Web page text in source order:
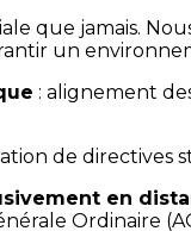
que jamais.
un
: alignement
de directives
en
Ordinaire